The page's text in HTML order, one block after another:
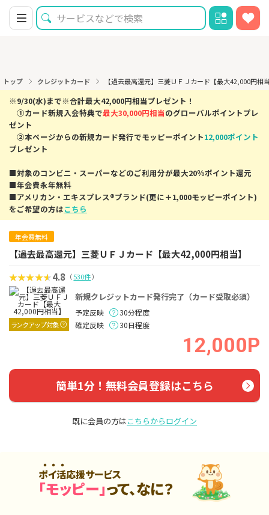
トップ クレジットカード 【過去最高還元】三菱ＵＦＪカード【最大42,000円相
※9/30(水)まで※合計最大42,000円相当プレゼント！
①カード新規入会特典で最大30,000円相当のグローバルポイントプレ
ゼント
②本ページからの新規カード発行でモッピーポイント12,000ポイント
プレゼント
■対象のコンビニ・スーパーなどのご利用分が最大20％ポイント還元
■年会費永年無料
■アメリカン・エキスプレス®ブランド(更に＋1,000モッピーポイント)
をご希望の方はこちら
年会費無料
【過去最高還元】三菱ＵＦＪカード【最大42,000円相当】
4.8 （530件）
ランクアップ対象
新規クレジットカード発行完了（カード受取必須）
予定反映
30分程度
確定反映
30日程度
12,000P
簡単1分！無料会員登録はこちら
既に会員の方はこちらからログイン
ポイ活応援サービス
「モッピー」って、なに？